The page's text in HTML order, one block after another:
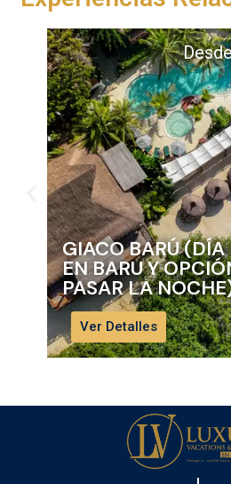
GIACO BARÚ (DÍA
EN BARU Y
PASAR LA
Ver Detalles